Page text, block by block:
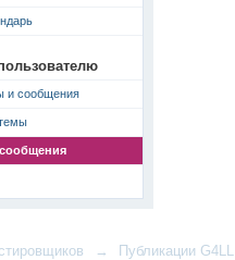
и сообщения
→ Публикации G4LL